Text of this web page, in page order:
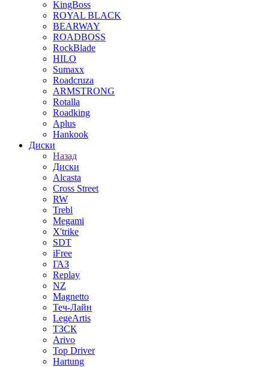
KingBoss
ROYAL BLACK
BEARWAY
ROADBOSS
RockBlade
HILO
Sumaxx
Roadcruza
ARMSTRONG
Rotalla
Roadking
Aplus
Hankook
Диски
Назад
Диски
Alcasta
Cross Street
RW
Trebl
Megami
X'trike
SDT
iFree
ГАЗ
Replay
NZ
Magnetto
Теч-Лайн
LegeArtis
ТЗСК
Arivo
Top Driver
Hartung